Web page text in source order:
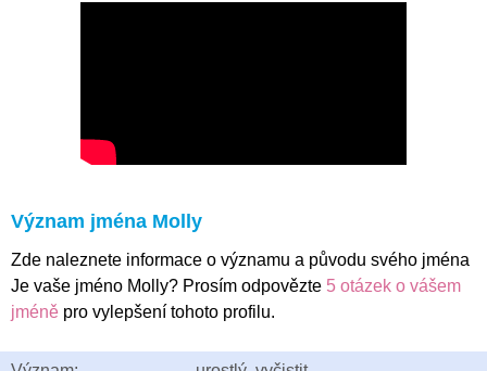
Význam jména Molly
Zde naleznete informace o významu a původu svého jména
Je vaše jméno Molly? Prosím odpovězte 5 otázek o vášem
jméně pro vylepšení tohoto profilu.